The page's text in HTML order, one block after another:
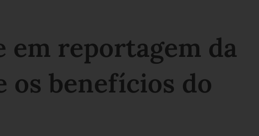
em reportagem da
os benefícios do